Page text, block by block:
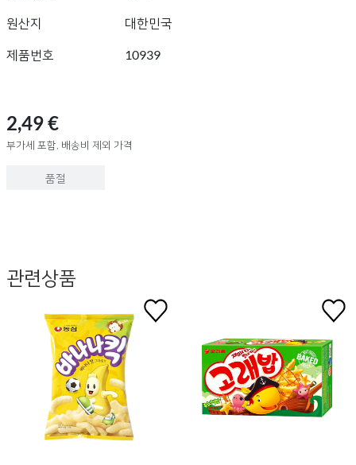
원산지 대한민국
제품번호 10939
2,49 €
부가세 포함, 배송비 제외 가격
품절
관련상품